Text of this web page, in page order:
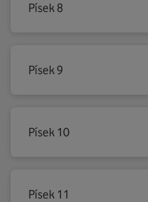
Písek 8
Písek 9
Písek 10
Písek 11